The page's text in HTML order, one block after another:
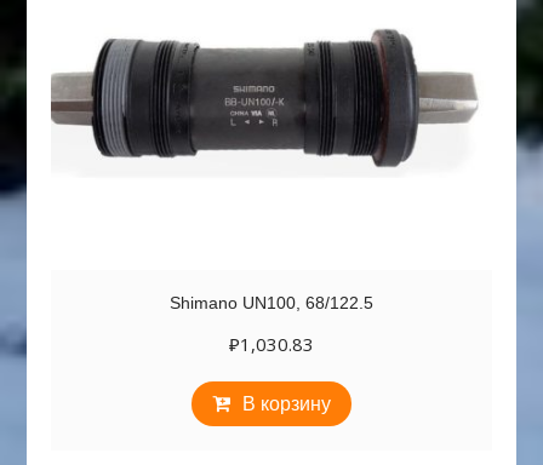
Shimano UN100, 68/122.5
₽1,030.83
В корзину